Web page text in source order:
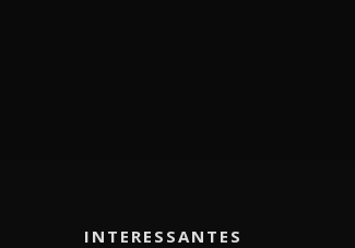
INTERESSANTES